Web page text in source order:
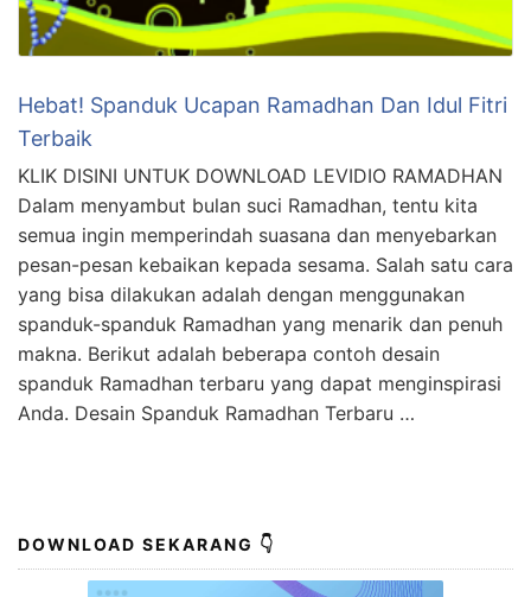
Hebat! Spanduk Ucapan Ramadhan Dan Idul Fitri
Terbaik
KLIK DISINI UNTUK DOWNLOAD LEVIDIO RAMADHAN
Dalam menyambut bulan suci Ramadhan, tentu kita
semua ingin memperindah suasana dan menyebarkan
pesan-pesan kebaikan kepada sesama. Salah satu cara
yang bisa dilakukan adalah dengan menggunakan
spanduk-spanduk Ramadhan yang menarik dan penuh
makna. Berikut adalah beberapa contoh desain
spanduk Ramadhan terbaru yang dapat menginspirasi
Anda. Desain Spanduk Ramadhan Terbaru …
DOWNLOAD SEKARANG 👇